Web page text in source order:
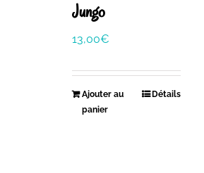
Jungo
13,00€
Ajouter au
panier
Détails